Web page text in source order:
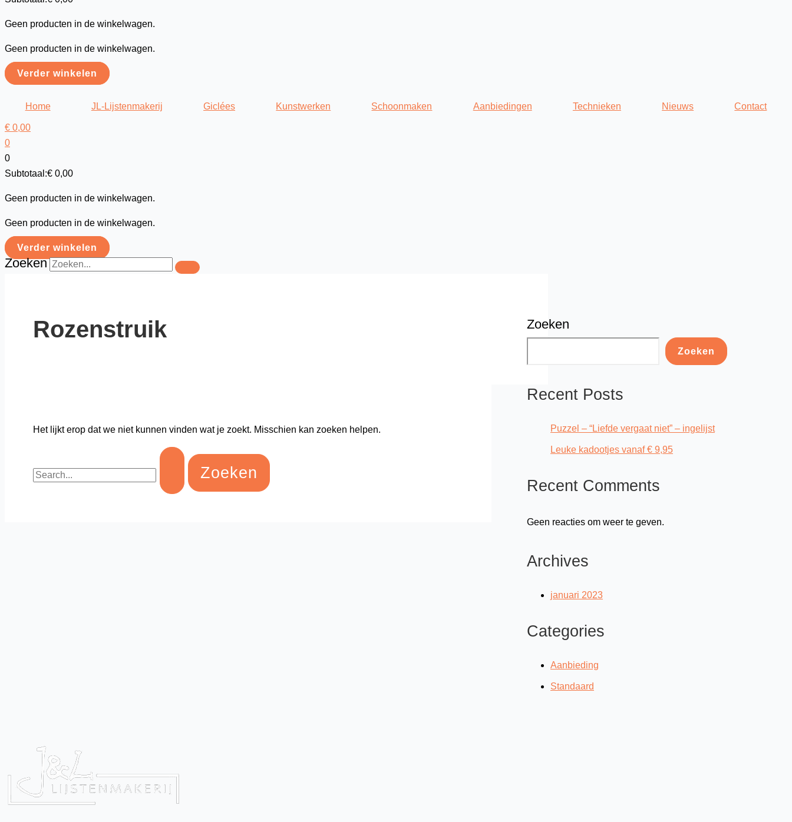
Geen producten in de winkelwagen.
Geen producten in de winkelwagen.
Verder winkelen
Home JL-Lijstenmakerij Giclées Kunstwerken Schoonmaken Aanbiedingen Technieken Nieuws Contact
€ 0,00
0
0
Subtotaal:€ 0,00
Geen producten in de winkelwagen.
Geen producten in de winkelwagen.
Verder winkelen
Zoeken
Rozenstruik
Het lijkt erop dat we niet kunnen vinden wat je zoekt. Misschien kan zoeken helpen.
Zoeken
Zoeken
Recent Posts
Puzzel – “Liefde vergaat niet” – ingelijst
Leuke kadootjes vanaf € 9,95
Recent Comments
Geen reacties om weer te geven.
Archives
januari 2023
Categories
Aanbieding
Standaard